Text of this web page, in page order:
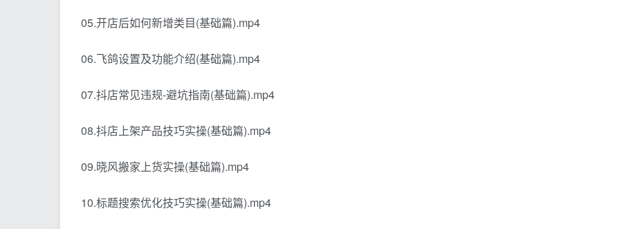
05.开店后如何新增类目(基础篇).mp4
06.飞鸽设置及功能介绍(基础篇).mp4
07.抖店常见违规-避坑指南(基础篇).mp4
08.抖店上架产品技巧实操(基础篇).mp4
09.晓风搬家上货实操(基础篇).mp4
10.标题搜索优化技巧实操(基础篇).mp4